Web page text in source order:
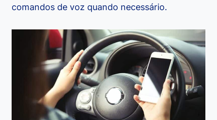
comandos de voz quando necessário.